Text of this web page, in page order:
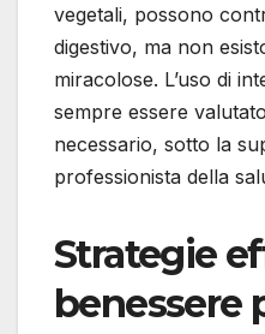
vegetali, possono
digestivo, ma non
miracolose. L’uso di
sempre essere
necessario, sotto la
professionista della
Strategie
benessere